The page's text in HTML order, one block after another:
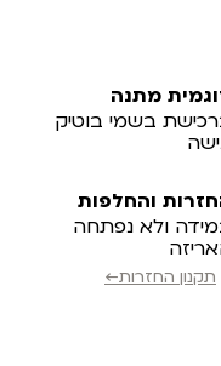
מתנה
בשמי בוטיק
והחלפות
ולא נפתחה
תקנון החזרות←